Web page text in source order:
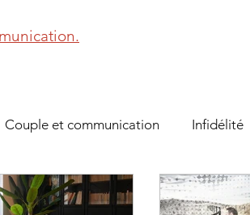
Couple et communication Infidélité
Stress Coaching Dépression